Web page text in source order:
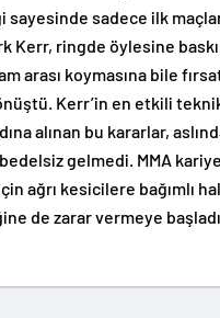
sadece ilk
Kerr, ringde öylesine
arası koymasına bile
Kerr’in en etkili
alınan bu kararlar,
gelmedi. MMA
ağrı kesicilere bağımlı
de zarar vermeye